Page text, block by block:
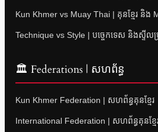
Kun Khmer vs Muay Thai | គុនខ្មែរ និង
Technique vs Style | បច្ចេកទេស និងស្ទីលប្
🏛 Federations | សហព័ន្ធ
Kun Khmer Federation | សហព័ន្ធគុនខ្មែរ
International Federation | សហព័ន្ធគុនខ្មែរ